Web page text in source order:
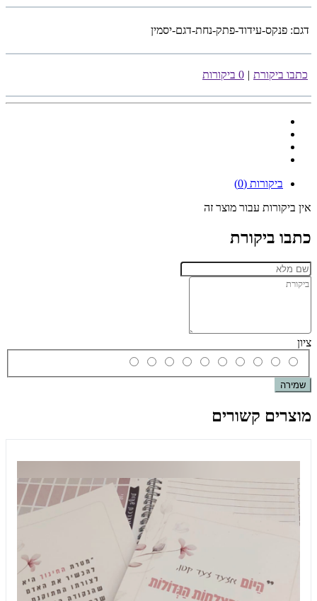
דגם: פנקס-עידוד-פתק-נחת-דגם-יסמין
כתבו ביקורת | 0 ביקורות
ביקורות (0)
אין ביקורות עבור מוצר זה
כתבו ביקורת
ציון
שמירה
מוצרים קשורים